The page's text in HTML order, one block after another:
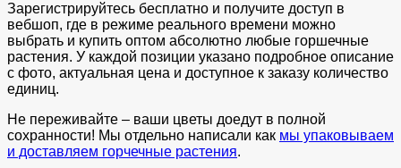
Зарегистрируйтесь бесплатно и получите доступ в
вебшоп, где в режиме реального времени можно
выбрать и купить оптом абсолютно любые горшечные
растения. У каждой позиции указано подробное описание
с фото, актуальная цена и доступное к заказу количество
единиц.
Не переживайте – ваши цветы доедут в полной
сохранности! Мы отдельно написали как мы упаковываем
и доставляем горчечные растения.